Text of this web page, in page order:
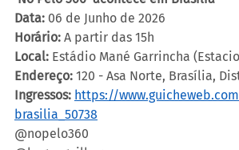
Data: 06 de Junho de 2026
Horário: A partir das 15h
Local: Estádio Mané Garrincha
Endereço: 120 - Asa Norte, Brasília,
Ingressos: https://
brasilia_50738
@nopelo360